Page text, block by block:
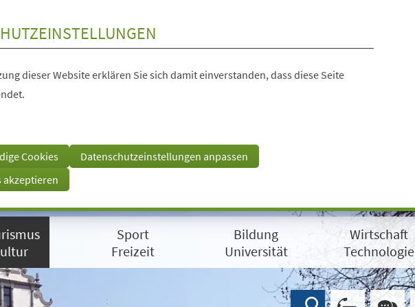
dieser Website erklären Sie sich damit einverstanden, dass diese Seite
Cookies
Datenschutzeinstellungen anpassen
akzeptieren
Sport
Freizeit
Bildung
Universität
Wirtschaft
Technologie